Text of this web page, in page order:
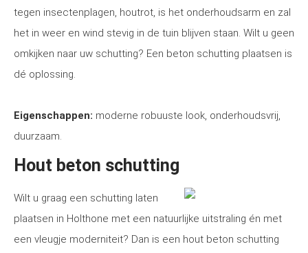
tegen insectenplagen, houtrot, is het onderhoudsarm en zal
het in weer en wind stevig in de tuin blijven staan. Wilt u geen
omkijken naar uw schutting? Een beton schutting plaatsen is
dé oplossing.
Eigenschappen: moderne robuuste look, onderhoudsvrij,
duurzaam.
Hout beton schutting
Wilt u graag een schutting laten
plaatsen in Holthone met een natuurlijke uitstraling én met
een vleugje moderniteit? Dan is een hout beton schutting